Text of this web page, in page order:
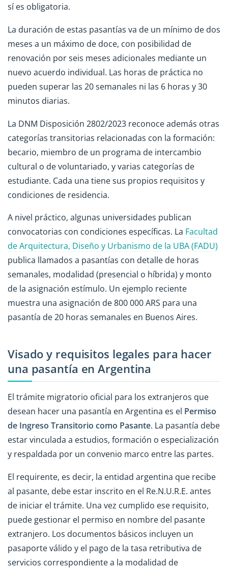
sí es obligatoria.
La duración de estas pasantías va de un mínimo de dos
meses a un máximo de doce, con posibilidad de
renovación por seis meses adicionales mediante un
nuevo acuerdo individual. Las horas de práctica no
pueden superar las 20 semanales ni las 6 horas y 30
minutos diarias.
La DNM Disposición 2802/2023 reconoce además otras
categorías transitorias relacionadas con la formación:
becario, miembro de un programa de intercambio
cultural o de voluntariado, y varias categorías de
estudiante. Cada una tiene sus propios requisitos y
condiciones de residencia.
A nivel práctico, algunas universidades publican
convocatorias con condiciones específicas. La Facultad
de Arquitectura, Diseño y Urbanismo de la UBA (FADU)
publica llamados a pasantías con detalle de horas
semanales, modalidad (presencial o híbrida) y monto
de la asignación estímulo. Un ejemplo reciente
muestra una asignación de 800 000 ARS para una
pasantía de 20 horas semanales en Buenos Aires.
Visado y requisitos legales para hacer
una pasantía en Argentina
El trámite migratorio oficial para los extranjeros que
desean hacer una pasantía en Argentina es el Permiso
de Ingreso Transitorio como Pasante. La pasantía debe
estar vinculada a estudios, formación o especialización
y respaldada por un convenio marco entre las partes.
El requirente, es decir, la entidad argentina que recibe
al pasante, debe estar inscrito en el Re.N.U.R.E. antes
de iniciar el trámite. Una vez cumplido ese requisito,
puede gestionar el permiso en nombre del pasante
extranjero. Los documentos básicos incluyen un
pasaporte válido y el pago de la tasa retributiva de
servicios correspondiente a la modalidad de